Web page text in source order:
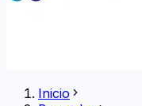
Inicio